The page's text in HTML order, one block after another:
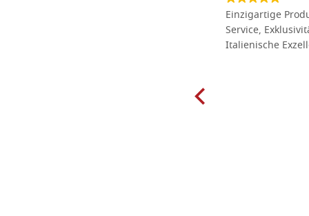
Einzigartige
Service,
Italienische